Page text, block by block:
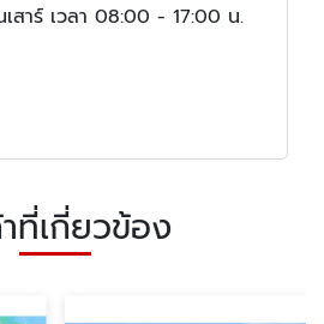
สาร์ เวลา 08:00 - 17:00 น.
ที่เกี่ยวข้อง